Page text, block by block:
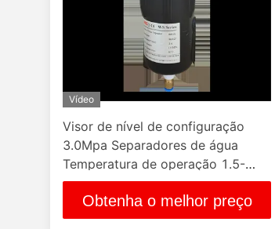
Vídeo
Visor de nível de configuração
3.0Mpa Separadores de água
Temperatura de operação 1.5-
80ºc e Preto para necessidades
industriais
Obtenha o melhor preço